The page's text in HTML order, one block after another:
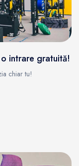
intrare gratuită!
chiar tu!